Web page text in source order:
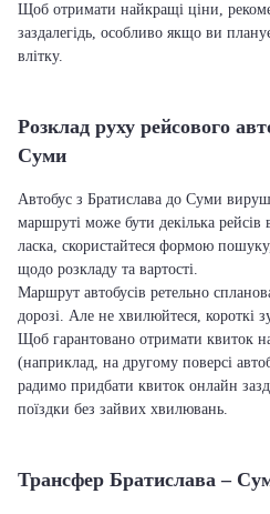
Щоб отримати найкращі ціни,
заздалегідь, особливо якщо ви
влітку.
Розклад руху рейсового
Суми
Автобус з Братислава до Суми
маршруті може бути декілька рейсів
ласка, скористайтеся формою
щодо розкладу та вартості.
Маршрут автобусів ретельно
дорозі. Але не хвилюйтеся, короткі
Щоб гарантовано отримати квиток
(наприклад, на другому поверсі
радимо придбати квиток онлайн
поїздки без зайвих хвилювань.
Трансфер Братислава –